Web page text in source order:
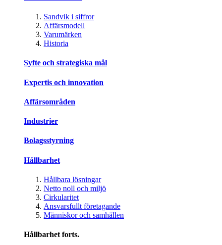
Sandvik i siffror
Affärsmodell
Varumärken
Historia
Syfte och strategiska mål
Expertis och innovation
Affärsområden
Industrier
Bolagsstyrning
Hållbarhet
Hållbara lösningar
Netto noll och miljö
Cirkularitet
Ansvarsfullt företagande
Människor och samhällen
Hållbarhet forts.